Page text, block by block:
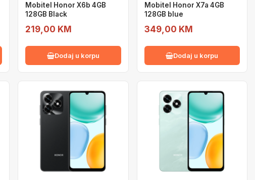
Mobitel Honor X6b 4GB
128GB Black
219,00 KM
Dodaj u korpu
Mobitel Honor X7a 4GB
128GB blue
349,00 KM
Dodaj u korpu